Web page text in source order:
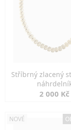
Stříbrný zlacený
2 000 Kč
NOVÉ